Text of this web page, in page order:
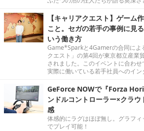
【キャリアクエスト】ゲーム
こと。セガの若手の事例に見
いう働き方
Game*Sparkと4Gamerの合同によ
クエスト」の第4回が東京都立産業
されました。このイベントに合わ
実際に働いている若手社員へのイン
GeForce NOWで『Forza
ンドルコントローラー×クラ
感
体感的にラグはほぼ無し。グラフ
でプレイ可能！